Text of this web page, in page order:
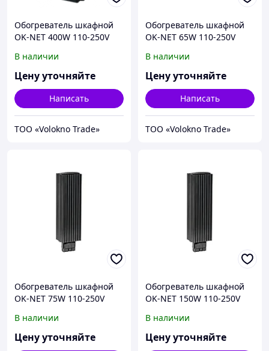
Обогреватель шкафной
OK-NET 400W 110-250V
В наличии
Цену уточняйте
Написать
ТОО «Volokno Trade»
Обогреватель шкафной
OK-NET 65W 110-250V
В наличии
Цену уточняйте
Написать
ТОО «Volokno Trade»
Обогреватель шкафной
OK-NET 75W 110-250V
В наличии
Цену уточняйте
Обогреватель шкафной
OK-NET 150W 110-250V
В наличии
Цену уточняйте